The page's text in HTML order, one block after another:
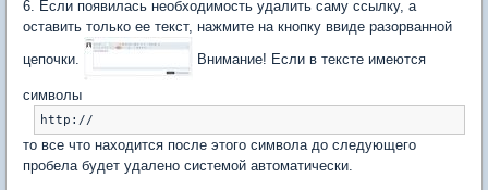
6. Если появилась необходимость удалить саму ссылку, а
оставить только ее текст, нажмите на кнопку ввиде разорванной
цепочки. Внимание! Если в тексте имеются
символы
http://
то все что находится после этого символа до следующего
пробела будет удалено системой автоматически.